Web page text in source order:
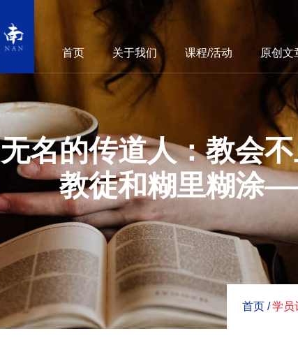
首页 关于我们 课程/活动 原创文
无名的传道人：教会
教徒和糊里糊涂
首页 / 学员